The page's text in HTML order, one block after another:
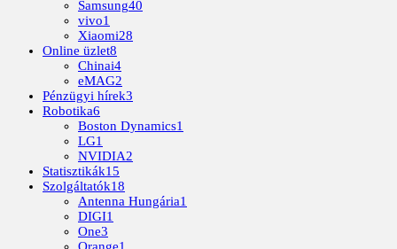
Samsung40
vivo1
Xiaomi28
Online üzlet8
Chinai4
eMAG2
Pénzügyi hírek3
Robotika6
Boston Dynamics1
LG1
NVIDIA2
Statisztikák15
Szolgáltatók18
Antenna Hungária1
DIGI1
One3